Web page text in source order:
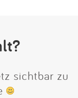
sichtbar zu